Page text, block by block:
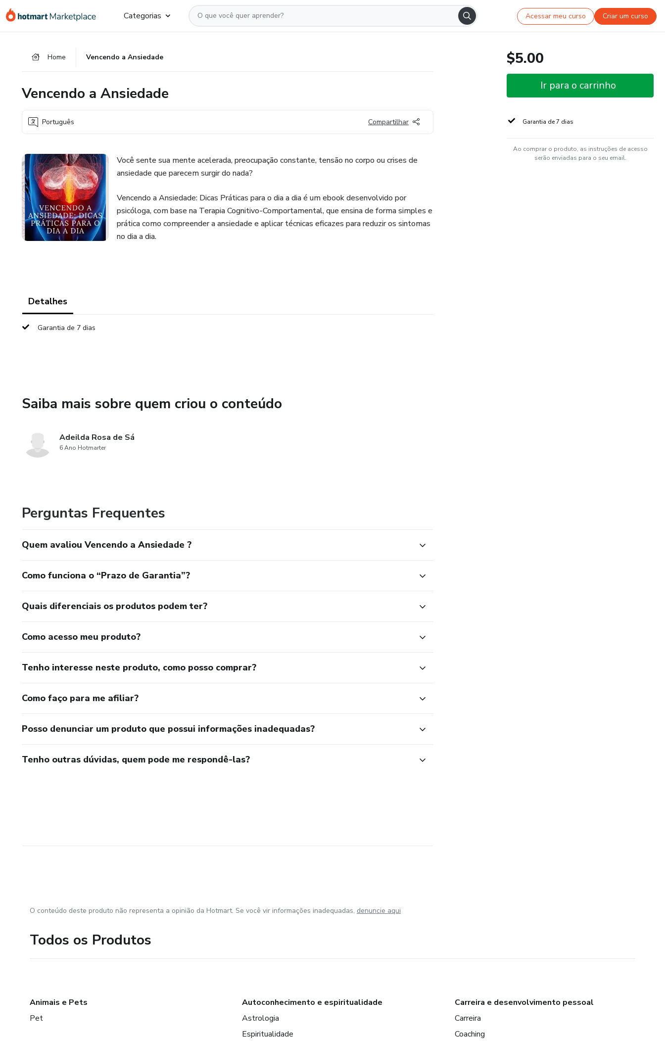
para
para
para
Categorias Acessar meu curso Criar um curso
Home Vencendo a Ansiedade
Vencendo a Ansiedade
Português Compartilhar
Você sente sua mente acelerada, preocupação constante, tensão no corpo ou crises de
ansiedade que parecem surgir do nada?
Vencendo a Ansiedade: Dicas Práticas para o dia a dia é um ebook desenvolvido por
psicóloga, com base na Terapia Cognitivo-Comportamental, que ensina de forma simples e
prática como compreender a ansiedade e aplicar técnicas eficazes para reduzir os sintomas
no dia a dia.
Detalhes
Garantia de 7 dias
Saiba mais sobre quem criou o conteúdo
Adeilda Rosa de Sá
6 Ano Hotmarter
Perguntas Frequentes
Quem avaliou Vencendo a Ansiedade ?
Como funciona o “Prazo de Garantia”?
Quais diferenciais os produtos podem ter?
Como acesso meu produto?
Tenho interesse neste produto, como posso comprar?
Como faço para me afiliar?
Posso denunciar um produto que possui informações inadequadas?
Tenho outras dúvidas, quem pode me respondê-las?
$5.00
Ir para o carrinho
Garantia de 7 dias
Ao comprar o produto, as instruções de acesso
serão enviadas para o seu email.
O conteúdo deste produto não representa a opinião da Hotmart. Se você vir informações inadequadas, denuncie aqui
Todos os Produtos
Animais e Pets
Pet
Autoconhecimento e espiritualidade
Astrologia
Espiritualidade
Carreira e desenvolvimento pessoal
Carreira
Coaching